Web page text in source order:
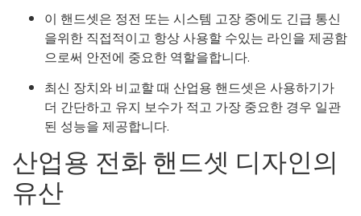
이 핸드셋은 정전 또는 시스템 고장 중에도 긴급 통신
을위한 직접적이고 항상 사용할 수있는 라인을 제공함
으로써 안전에 중요한 역할을합니다.
최신 장치와 비교할 때 산업용 핸드셋은 사용하기가
더 간단하고 유지 보수가 적고 가장 중요한 경우 일관
된 성능을 제공합니다.
산업용 전화 핸드셋 디자인의
유산